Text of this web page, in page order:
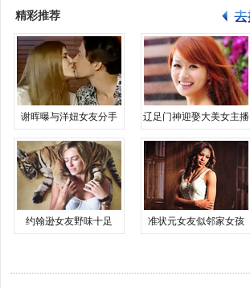
精彩推荐
谢晖曝与洋妞女友分手 辽足门神迎娶大美女主播
约翰逊女友野味十足 准状元女友似邻家女孩